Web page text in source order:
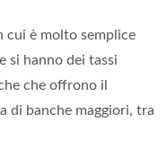
cui è molto semplice
si hanno dei tassi
che offrono il
di banche maggiori, tra